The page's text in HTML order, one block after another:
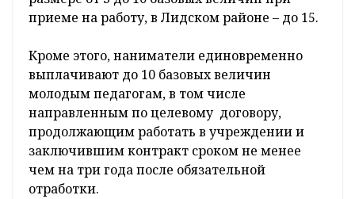
приеме на работу, в Лидском районе – до 15.
Кроме этого, наниматели едино­временно
выплачивают до 10 базовых величин
молодым педагогам, в том числе
направленным по целевому договору,
продолжающим работать в учреждении и
заключившим контракт сроком не менее
чем на три года после обязательной
отработки.